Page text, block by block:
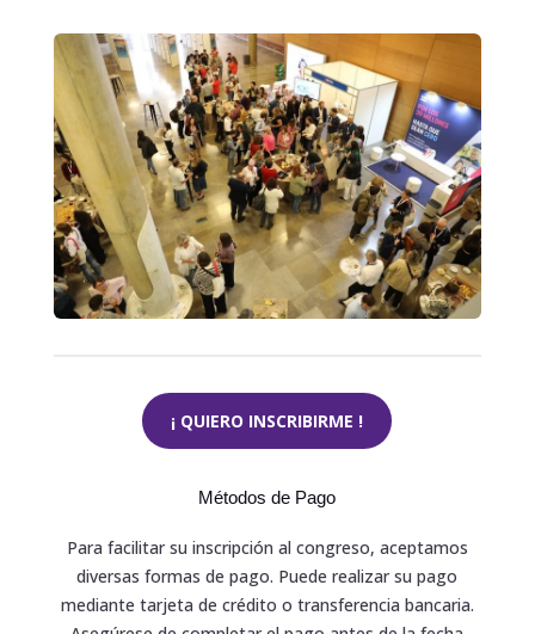
¡ QUIERO INSCRIBIRME !
Métodos de Pago
Para facilitar su inscripción al congreso, aceptamos
diversas formas de pago. Puede realizar su pago
mediante tarjeta de crédito o transferencia bancaria.